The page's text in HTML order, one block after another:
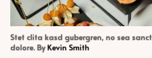
Stet clita kasd gubergren, no sea
dolore. ByKevin Smith